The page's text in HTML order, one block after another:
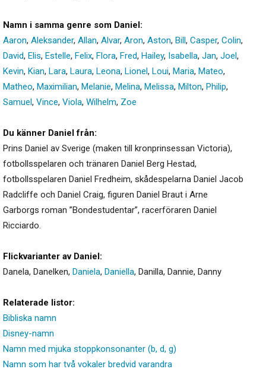
Namn i samma genre som Daniel:
Aaron, Aleksander, Allan, Alvar, Aron, Aston, Bill, Casper, Colin,
David, Elis, Estelle, Felix, Flora, Fred, Hailey, Isabella, Jan, Joel,
Kevin, Kian, Lara, Laura, Leona, Lionel, Loui, Maria, Mateo,
Matheo, Maximilian, Melanie, Melina, Melissa, Milton, Philip,
Samuel, Vince, Viola, Wilhelm, Zoe
Du känner Daniel från:
Prins Daniel av Sverige (maken till kronprinsessan Victoria),
fotbollsspelaren och tränaren Daniel Berg Hestad,
fotbollsspelaren Daniel Fredheim, skådespelarna Daniel Jacob
Radcliffe och Daniel Craig, figuren Daniel Braut i Arne
Garborgs roman ”Bondestudentar”, racerföraren Daniel
Ricciardo.
Flickvarianter av Daniel:
Danela, Danelken, Daniela, Daniella, Danilla, Dannie, Danny
Relaterade listor:
Bibliska namn
Disney-namn
Namn med mjuka stoppkonsonanter (b, d, g)
Namn som har två vokaler bredvid varandra